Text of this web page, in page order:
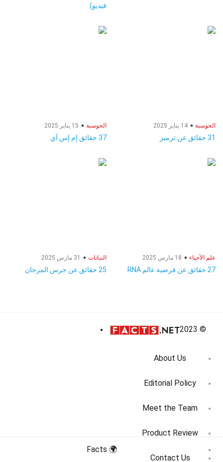
فيديو)
الحوسبة
31 حقائق عن ترميز
الحوسبة
37 حقائق إم إس آي
علم الأحياء
27 حقائق عن فرضية عالم RNA
النباتات
25 حقائق عن جرس المرجان
© 2023
About Us
Editorial Policy
Meet the Team
Product Review
Contact Us
🌍 Facts